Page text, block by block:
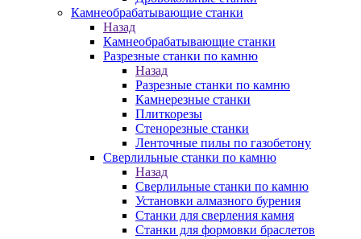
Камнеобрабатывающие станки
Назад
Камнеобрабатывающие станки
Разрезные станки по камню
Назад
Разрезные станки по камню
Камнерезные станки
Плиткорезы
Стенорезные станки
Ленточные пилы по газобетону
Сверлильные станки по камню
Назад
Сверлильные станки по камню
Установки алмазного бурения
Станки для сверления камня
Станки для формовки браслетов